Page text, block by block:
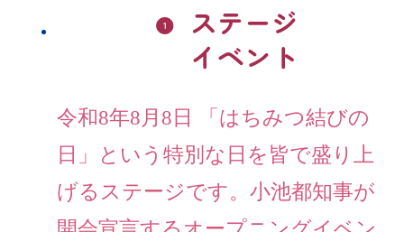
ステージ
イベント
令和8年8月8日 「はちみつ結びの
日」という特別な日を皆で盛り上
げるステージです。小池都知事が